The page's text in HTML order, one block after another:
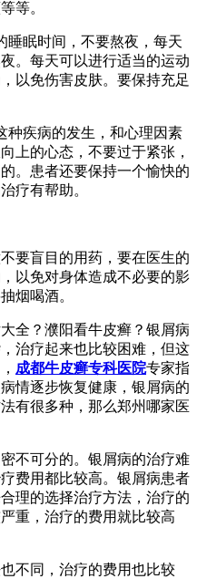
等。
睡眠时间，不要熬夜，每天
。每天可以进行适当的运动
以免伤害皮肤。要保持充足
种疾病的发生，和心理因素
上的心态，不要过于紧张，
。患者还要保持一个愉快的
疗有帮助。
要盲目的用药，要在医生的
以免对身体造成不必要的影
烟喝酒。
全？濮阳看牛皮癣？银屑病
治疗起来也比较困难，但这
成都牛皮癣专科医院专家指
情逐步恢复健康，银屑病的
有很多种，那么郑州哪家医
不可分的。银屑病的治疗难
费用都比较高。银屑病患者
理的选择治疗方法，治疗的
重，治疗的费用就比较高
不同，治疗的费用也比较